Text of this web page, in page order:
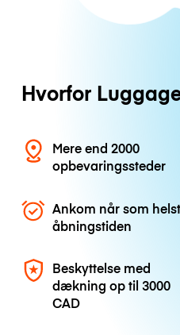
Hvorfor
Mere end 2000
opbevaringssteder
Ankom når som
åbningstiden
Beskyttelse med
dækning op til3000
CAD